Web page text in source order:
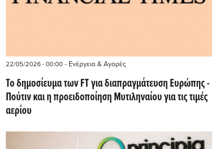
22/05/2026 - 00:00 - Ενέργεια & Αγορές
To δημοσίευμα των FT για διαπραγμάτευση Ευρώπης -
Πούτιν και η προειδοποίηση Μυτιληναίου για τις τιμές
αερίου